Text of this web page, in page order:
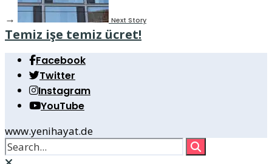
→ Next Story
Temiz işe temiz ücret!
Facebook
Twitter
Instagram
YouTube
www.yenihayat.de